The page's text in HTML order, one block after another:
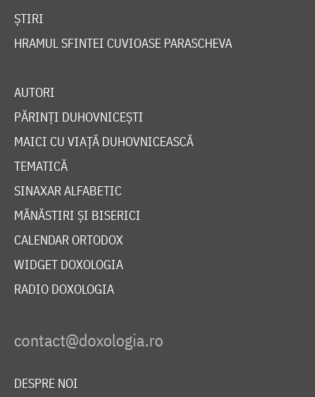
ȘTIRI
HRAMUL SFINTEI CUVIOASE PARASCHEVA
AUTORI
PĂRINȚI DUHOVNICEȘTI
MAICI CU VIAȚĂ DUHOVNICEASCĂ
TEMATICĂ
SINAXAR ALFABETIC
MĂNĂSTIRI ȘI BISERICI
CALENDAR ORTODOX
WIDGET DOXOLOGIA
RADIO DOXOLOGIA
DESPRE NOI